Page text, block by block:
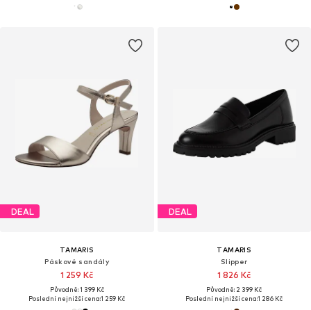
DEAL
TAMARIS
Páskové sandály
1 259 Kč
Původně: 1 399 Kč
Poslední nejnižší cena:1 259 Kč
DEAL
TAMARIS
Slipper
1 826 Kč
Původně: 2 399 Kč
Poslední nejnižší cena:1 286 Kč